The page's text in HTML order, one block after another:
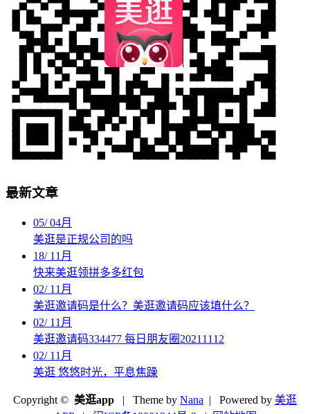
最新文章
05/04月
美逛是正规公司的吗
18/ 11月
快来美逛领拼多多红包
02/ 11月
美逛邀请码是什么？美逛邀请码应该填什么？
02/ 11月
美逛邀请码334477 每日朋友圈20211112
02/ 11月
美逛 悠悠时光，平息焦躁
Copyright © 美逛app | Theme by Nana | Powered by 美逛